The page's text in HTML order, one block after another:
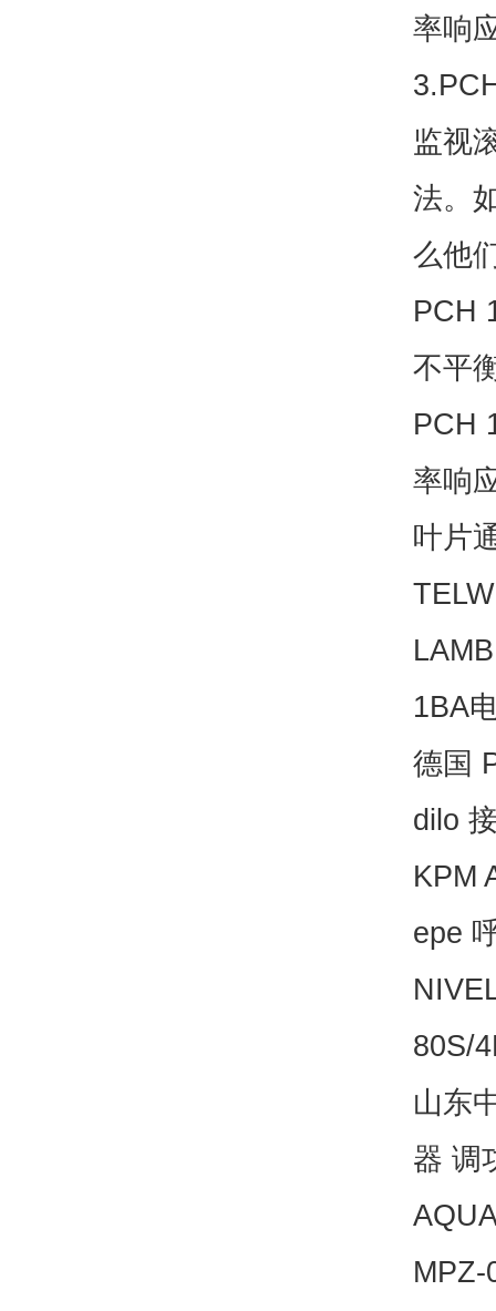
率响
监视
法。
么他
PCH
不平
PCH
率响
叶片
1BA
德国
dilo
KPM
epe
80S/
山东
器 调
MPZ-